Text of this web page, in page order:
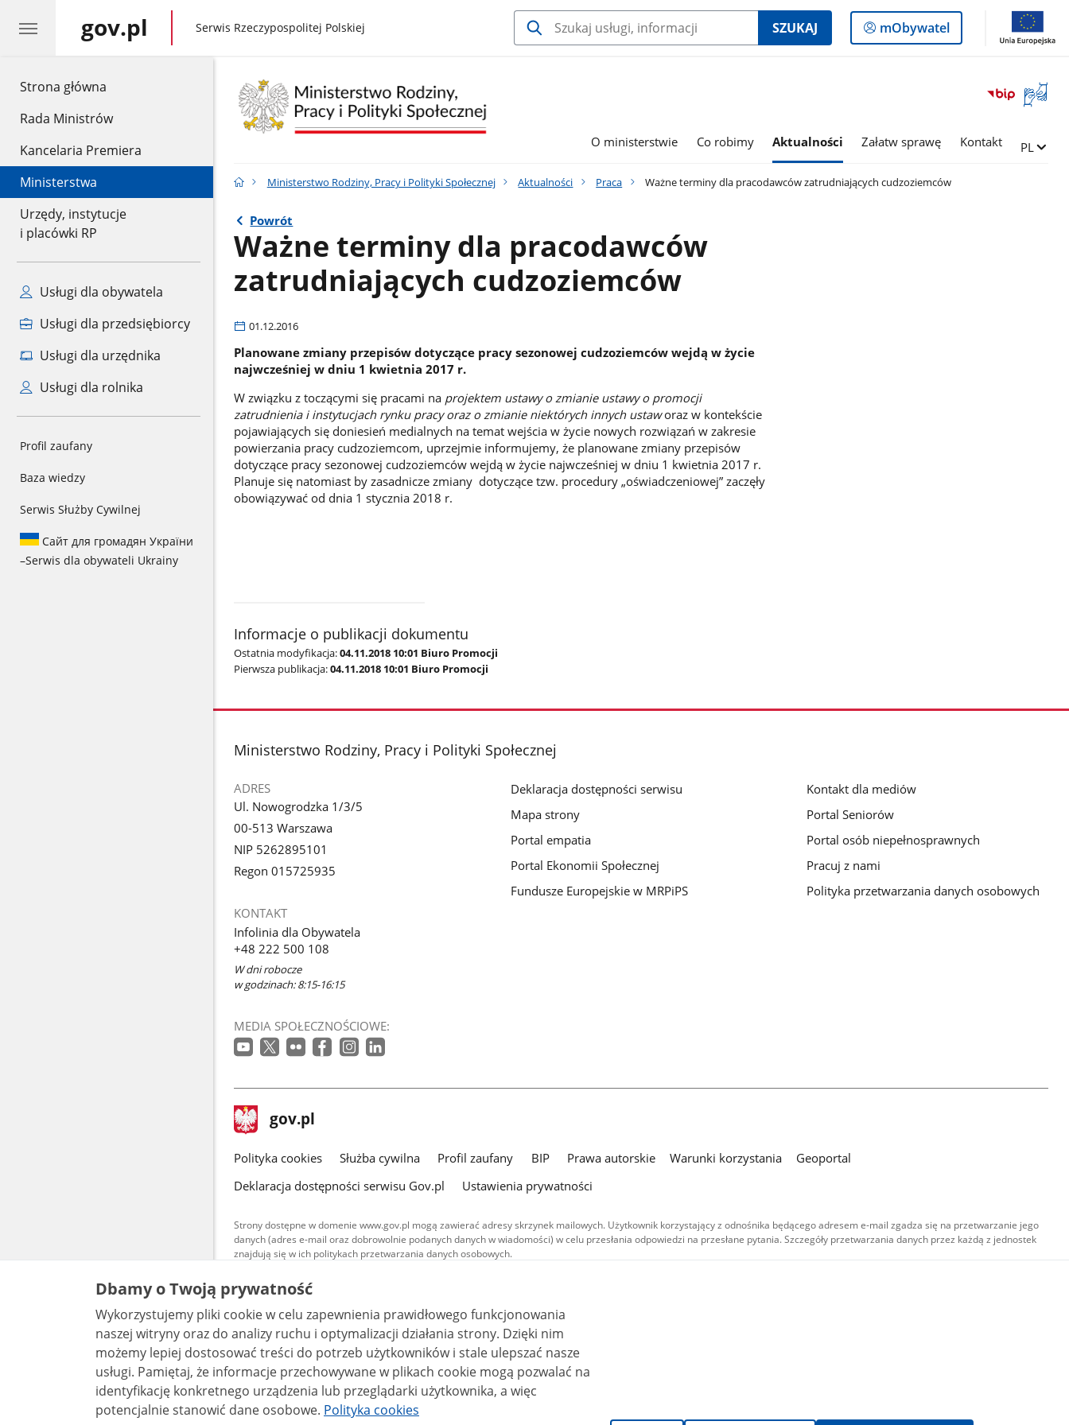
Strona główna
Rada Ministrów
Kancelaria Premiera
Ministerstwa
Urzędy, instytucje
i placówki RP
Usługi dla obywatela
Usługi dla przedsiębiorcy
Usługi dla urzędnika
Usługi dla rolnika
Profil zaufany
Baza wiedzy
Serwis Służby Cywilnej
Сайт для громадян України
–Serwis dla obywateli Ukrainy
gov.pl gov.pl
Serwis Rzeczypospolitej Polskiej SZUKAJ
Logowanie
do
mObywatel
Otwórz
okno
języka
O ministerstwie Co robimy Aktualności Załatw sprawę Kontakt Zmień
PL
Ministerstwo Rodziny, Pracy i Polityki Społecznej Aktualności Praca Ważne terminy dla pracodawców zatrudniających cudzoziemców
Powrót
Ważne terminy dla pracodawców
zatrudniających cudzoziemców
01.12.2016
Planowane zmiany przepisów dotyczące pracy sezonowej cudzoziemców wejdą w życie
najwcześniej w dniu 1 kwietnia 2017 r.
W związku z toczącymi się pracami na projektem ustawy o zmianie ustawy o promocji
zatrudnienia i instytucjach rynku pracy oraz o zmianie niektórych innych ustaworaz w kontekście
pojawiających się doniesień medialnych na temat wejścia w życie nowych rozwiązań w zakresie
powierzania pracy cudzoziemcom, uprzejmie informujemy, że planowane zmiany przepisów
dotyczące pracy sezonowej cudzoziemców wejdą w życie najwcześniej w dniu 1 kwietnia 2017 r.
Planuje się natomiast by zasadnicze zmiany dotyczące tzw. procedury „oświadczeniowej” zaczęły
obowiązywać od dnia 1 stycznia 2018 r.
Informacje o publikacji dokumentu
Ostatnia modyfikacja:04.11.2018 10:01 Biuro Promocji
Pierwsza publikacja:04.11.2018 10:01 Biuro Promocji
stopka
Ministerstwo Rodziny, Pracy i Polityki Społecznej
ADRES
Ul. Nowogrodzka 1/3/5
00-513 Warszawa
NIP 5262895101
Regon 015725935
KONTAKT
Infolinia dla Obywatela
+48 222 500 108
W dni robocze
w godzinach: 8:15-16:15
MEDIA SPOŁECZNOŚCIOWE:
Deklaracja dostępności serwisu
Mapa strony
Portal empatia
Portal Ekonomii Społecznej
Fundusze Europejskie w MRPiPS
Kontakt dla mediów
Portal Seniorów
Portal osób niepełnosprawnych
Pracuj z nami
Polityka przetwarzania danych osobowych
stopka
gov.pl Strona
gov.pl
gov.pl
Polityka cookies Służba cywilna Profil zaufany BIP Prawa autorskie Warunki korzystania
Geoportal
Deklaracja dostępności serwisu Gov.pl
Ustawienia prywatności
Strony dostępne w domenie www.gov.pl mogą zawierać adresy skrzynek mailowych. Użytkownik korzystający z odnośnika będącego adresem e-mail zgadza się na przetwarzanie jego
danych (adres e-mail oraz dobrowolnie podanych danych w wiadomości) w celu przesłania odpowiedzi na przesłane pytania. Szczegóły przetwarzania danych przez każdą z jednostek
znajdują się w ich politykach przetwarzania danych osobowych.
Treści tekstowe publikowane w serwisie (z wyłączeniem treści audiowizualnych), są
udostępniane na licencji typu Creative Commons: uznanie autorstwa - na tych samych
warunkach 4.0 (CC BY-SA 4.0). Materiały audiowizualne, w tym zdjęcia, materiały audio i wideo,
są udostępniane na licencji typu Creative Commons: uznanie autorstwa użycie niekomercyjne -
bez utworów zależnych 4.0 (CC BY-NC-ND 4.0), o ile nie jest to stwierdzone inaczej.
Dbamy o Twoją prywatność
Wykorzystujemy pliki cookie w celu zapewnienia prawidłowego funkcjonowania
naszej witryny oraz do analizy ruchu i optymalizacji działania strony. Dzięki nim
możemy lepiej dostosować treści do potrzeb użytkowników i stale ulepszać nasze
usługi. Pamiętaj, że informacje przechowywane w plikach cookie mogą pozwalać na
identyfikację konkretnego urządzenia lub przeglądarki użytkownika, a więc
potencjalnie stanowić dane osobowe. Polityka cookies